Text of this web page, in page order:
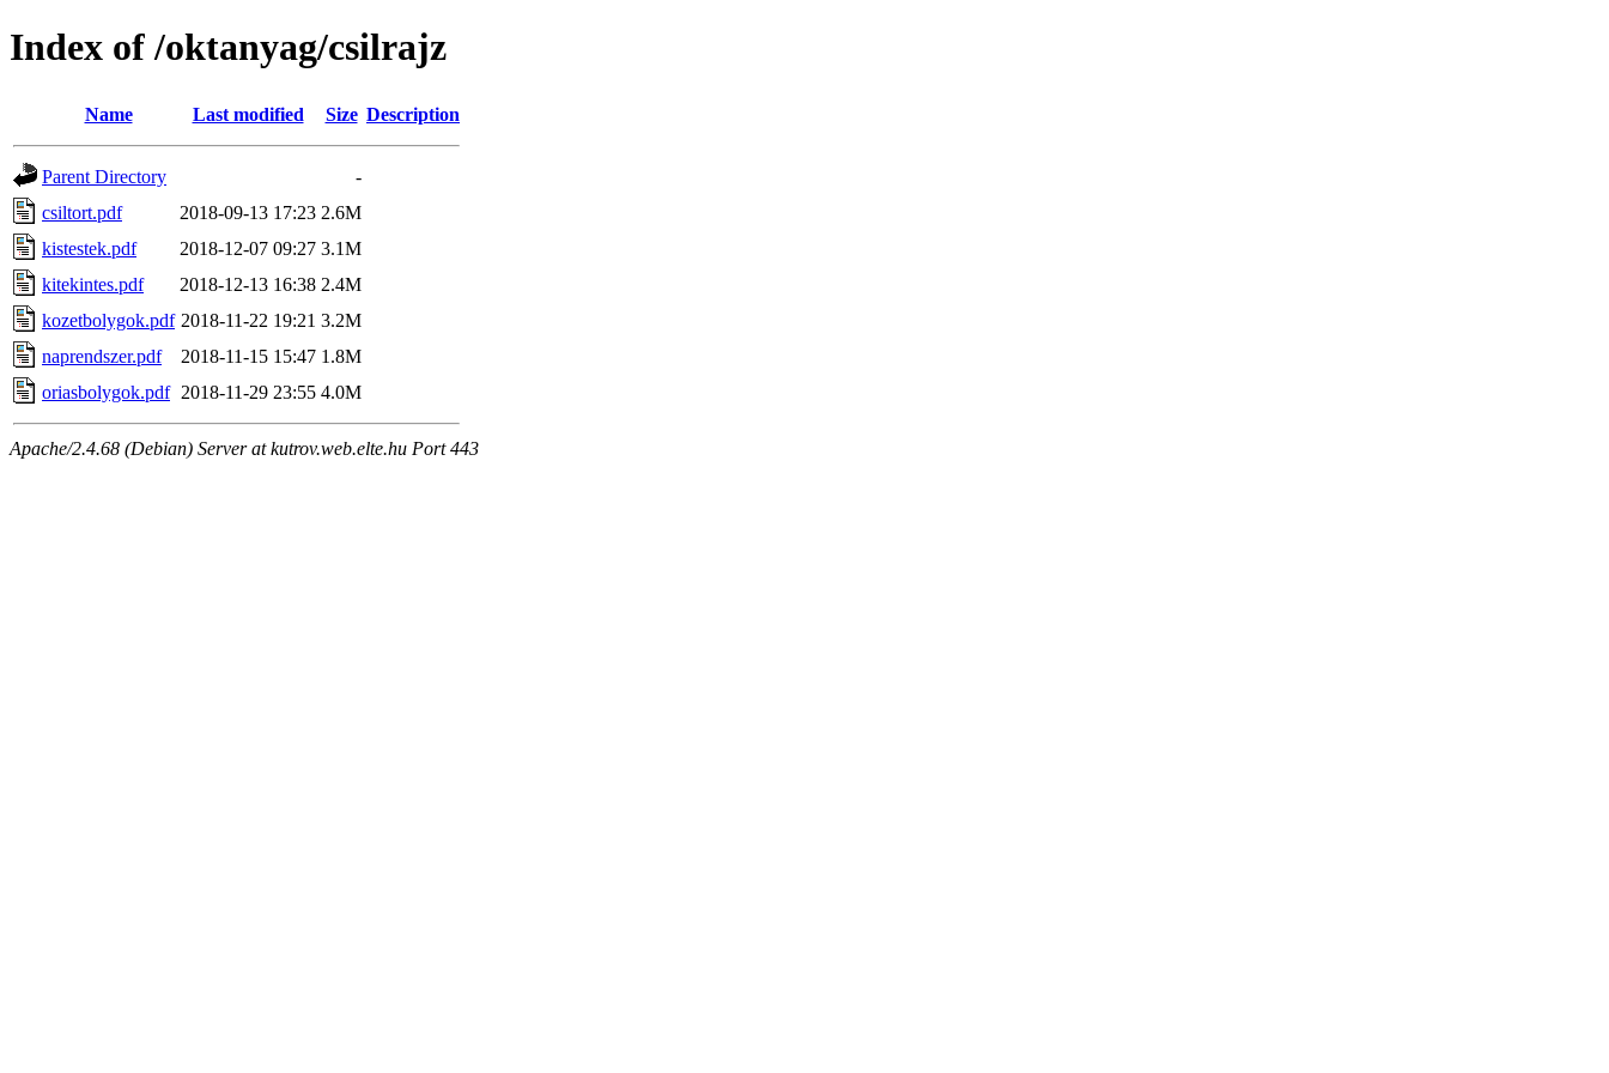
Index of /oktanyag/csilrajz
Name Last modified Size Description
Parent Directory
-
csiltort.pdf
2018-09-13 17:23 2.6M
kistestek.pdf
2018-12-07 09:27 3.1M
kitekintes.pdf
2018-12-13 16:38 2.4M
kozetbolygok.pdf 2018-11-22 19:21 3.2M
naprendszer.pdf
2018-11-15 15:47 1.8M
oriasbolygok.pdf 2018-11-29 23:55 4.0M
Apache/2.4.68 (Debian) Server at kutrov.web.elte.hu Port 443